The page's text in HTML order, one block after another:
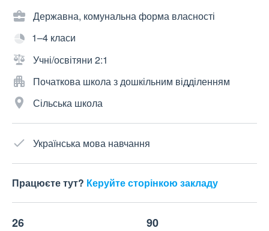
Державна, комунальна форма власності
1–4 класи
Учні/освітяни 2:1
Початкова школа з дошкільним відділенням
Сільська школа
Українська мова навчання
Працюєте тут? Керуйте сторінкою закладу
26 90